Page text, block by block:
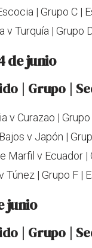
| Grupo C |
v Turquía | Grupo
de junio
| Grupo |
v Curazao |
v Japón |
Marfil v Ecuador
Túnez | Grupo F |
junio
| Grupo |